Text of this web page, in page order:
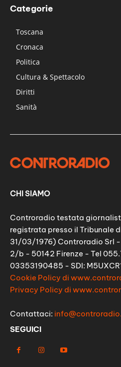
Categorie
Toscana
Cronaca
Politica
Cultura & Spettacolo
Diritti
Sanità
CHI SIAMO
Controradio testata
registrata presso il Tribunale
31/03/1976) Controradio Srl
2/b - 50142 Firenze - Tel
03353190485 - SDI:
Cookie Policy di
Privacy Policy di
Contattaci:
SEGUICI